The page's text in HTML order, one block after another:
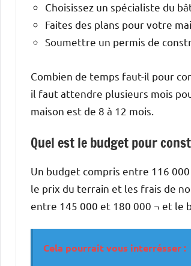
Choisissez un spécialiste du
Faites des plans pour votre
Soumettre un permis de
Combien de temps faut-il pour
il faut attendre plusieurs mois
maison est de 8 à 12 mois.
Quel est le budget pour
Un budget compris entre 116
le prix du terrain et les frais de
entre 145 000 et 180 000 ¬ et le
Cela pourrait vous interrésser :